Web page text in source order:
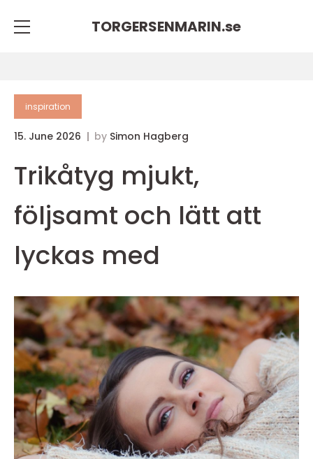
TORGERSENMARIN.se
inspiration
15. June 2026 by Simon Hagberg
Trikåtyg mjukt,
följsamt och lätt att
lyckas med